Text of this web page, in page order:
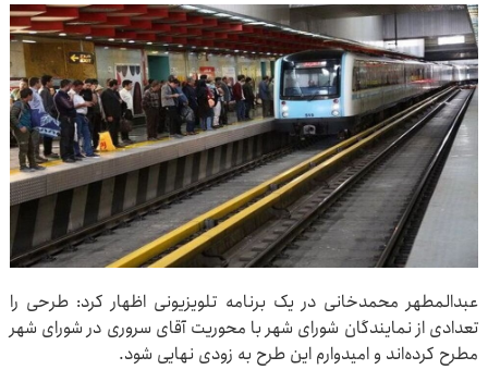
عبدالمطهر محمدخانی در یک برنامه تلویزیونی اظهار کرد: طرحی را
تعدادی از نمایندگان شورای شهر با محوریت آقای سروری در شورای شهر
مطرح کرده‌اند و امیدوارم این طرح به زودی نهایی شود.